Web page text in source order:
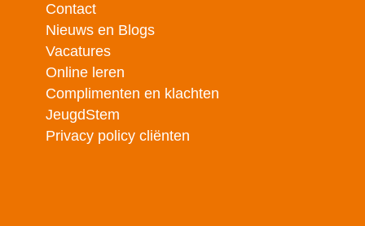
Contact
Nieuws en Blogs
Vacatures
Online leren
Complimenten en klachten
JeugdStem
Privacy policy cliënten